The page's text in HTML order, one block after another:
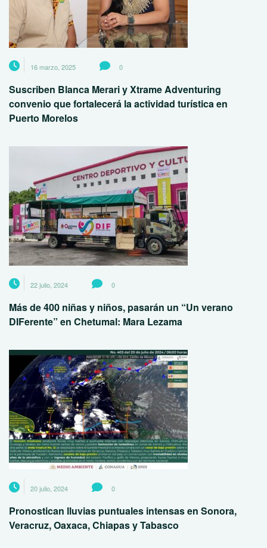
16 marzo, 2025 0
Suscriben Blanca Merari y Xtrame Adventuring
convenio que fortalecerá la actividad turística en
Puerto Morelos
22 julio, 2024 0
Más de 400 niñas y niños, pasarán un “Un verano
DIFerente” en Chetumal: Mara Lezama
20 julio, 2024 0
Pronostican lluvias puntuales intensas en Sonora,
Veracruz, Oaxaca, Chiapas y Tabasco